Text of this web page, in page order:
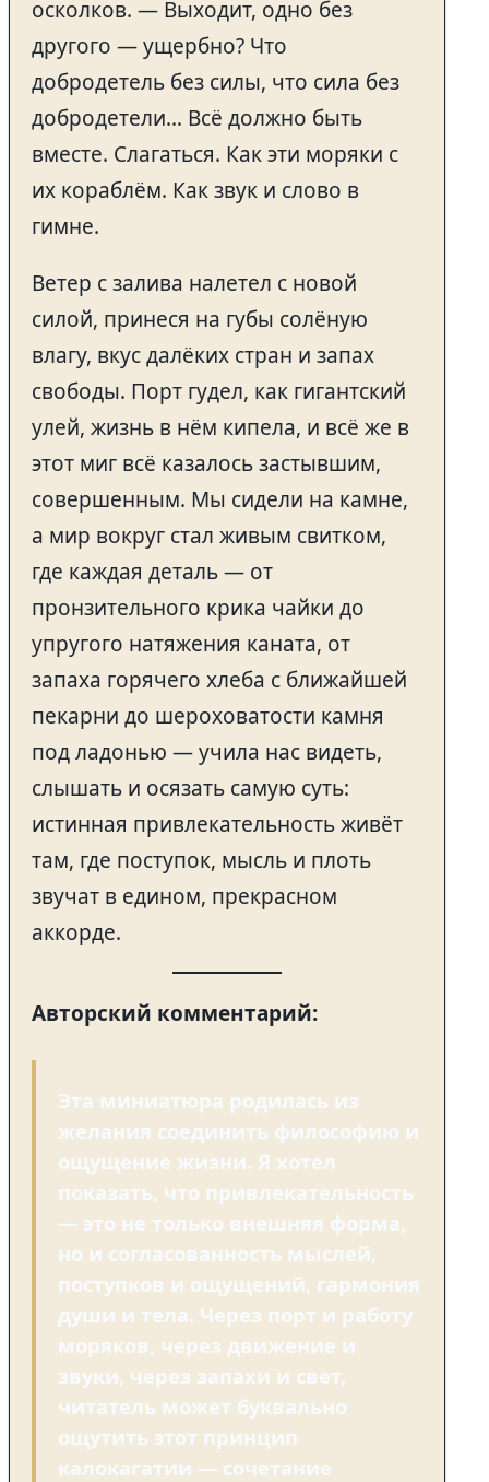
осколков. — Выходит, одно без
другого — ущербно? Что
добродетель без силы, что сила без
добродетели… Всё должно быть
вместе. Слагаться. Как эти моряки с
их кораблём. Как звук и слово в
гимне.
Ветер с залива налетел с новой
силой, принеся на губы солёную
влагу, вкус далёких стран и запах
свободы. Порт гудел, как гигантский
улей, жизнь в нём кипела, и всё же в
этот миг всё казалось застывшим,
совершенным. Мы сидели на камне,
а мир вокруг стал живым свитком,
где каждая деталь — от
пронзительного крика чайки до
упругого натяжения каната, от
запаха горячего хлеба с ближайшей
пекарни до шероховатости камня
под ладонью — учила нас видеть,
слышать и осязать самую суть:
истинная привлекательность живёт
там, где поступок, мысль и плоть
звучат в едином, прекрасном
аккорде.
Авторский комментарий:
Эта миниатюра родилась из
желания соединить философию и
ощущение жизни. Я хотел
показать, что привлекательность
— это не только внешняя форма,
но и согласованность мыслей,
поступков и ощущений, гармония
души и тела. Через порт и работу
моряков, через движение и
звуки, через запахи и свет,
читатель может буквально
ощутить этот принцип
калокагатии — сочетание